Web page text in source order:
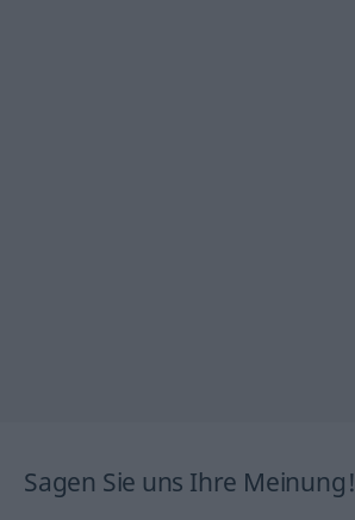
Sagen Sie uns Ihre Meinung!